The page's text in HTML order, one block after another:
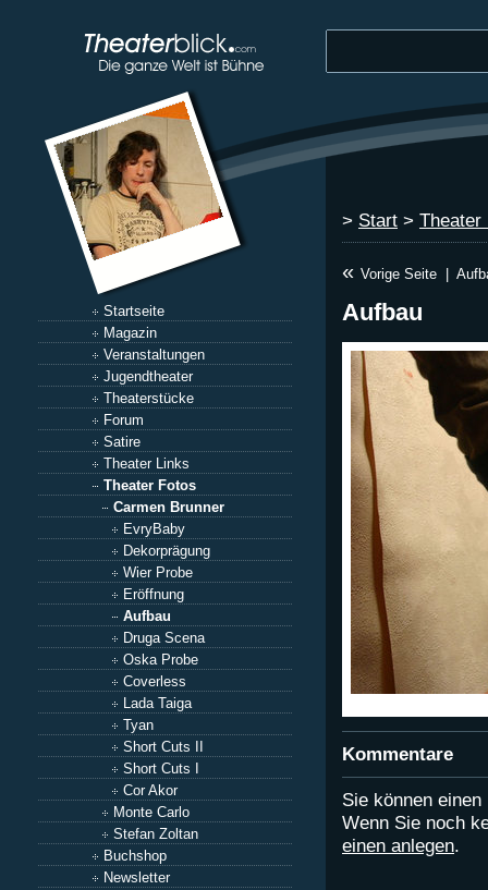
Startseite
Magazin
Veranstaltungen
Jugendtheater
Theaterstücke
Forum
Satire
Theater Links
Theater Fotos
Carmen Brunner
EvryBaby
Dekorprägung
Wier Probe
Eröffnung
Aufbau
Druga Scena
Oska Probe
Coverless
Lada Taiga
Tyan
Short Cuts II
Short Cuts I
Cor Akor
Monte Carlo
Stefan Zoltan
Buchshop
Newsletter
> Start > Theater
« Vorige Seite
Aufbau
Kommentare
Sie können
Wenn Sie noch
einen anlegen.